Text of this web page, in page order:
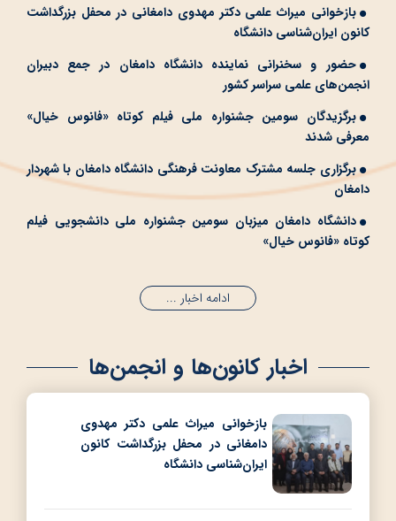
بازخوانی میراث علمی دکتر مهدوی دامغانی در محفل بزرگداشت
کانون ایران‌شناسی دانشگاه
حضور و سخنرانی نماینده دانشگاه دامغان در جمع دبیران
انجمن‌های علمی سراسر کشور
برگزیدگان سومین جشنواره ملی فیلم کوتاه «فانوس خیال»
معرفی شدند
برگزاری جلسه مشترک معاونت فرهنگی دانشگاه دامغان با شهردار
دامغان
دانشگاه دامغان میزبان سومین جشنواره ملی دانشجویی فیلم
کوتاه «فانوس خیال»
ادامه اخبار ...
اخبار کانون‌ها و انجمن‌ها
بازخوانی میراث علمی دکتر مهدوی
دامغانی در محفل بزرگداشت کانون
ایران‌شناسی دانشگاه